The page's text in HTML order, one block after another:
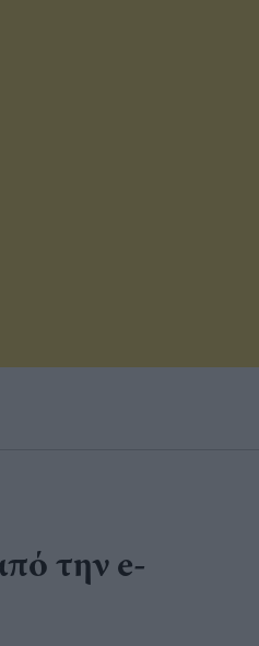
την e-